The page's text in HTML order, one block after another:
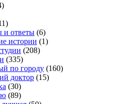
и ответы (6)
истории (1)
(208)
(335)
по городу (160)
доктор (15)
(30)
(89)